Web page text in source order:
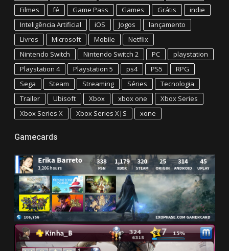
Filmes
fé Game Pass Games Grátis
indie
Inteligência Artificial
iOS Jogos
lançamento
Livros
Microsoft Mobile
Netflix
Nintendo Switch
Nintendo Switch 2 PC
playstation
Playstation 4
Playstation 5 ps4 PS5
RPG
Sega
Steam Streaming Séries
Tecnologia
Trailer
Ubisoft Xbox xbox one
Xbox Series
Xbox Series X
Xbox Series X|S xone
Gamecards